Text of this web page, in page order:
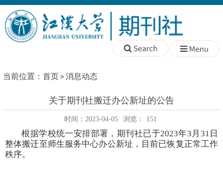
当前位置： 首页 消息动态
关于期刊社搬迁办公新址的公告
时间：2023-04-05 浏览： 151
根据学校统一安排部署，期刊社已于2023年3月31日
整体搬迁至师生服务中心办公新址，目前已恢复正常工作
秩序。